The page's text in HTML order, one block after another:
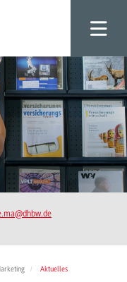
@dhbw.de
Aktuelles